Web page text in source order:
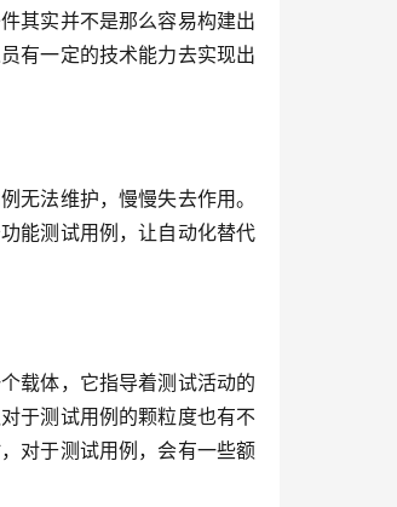
其实并不是那么容易构建出
有一定的技术能力去实现出
无法维护，慢慢失去作用。
能测试用例，让自动化替代
载体，它指导着测试活动的
于测试用例的颗粒度也有不
对于测试用例，会有一些额